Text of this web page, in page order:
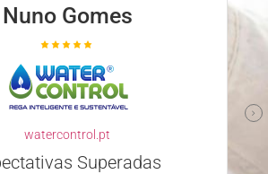
Nuno Gomes
watercontrol.pt
Superadas